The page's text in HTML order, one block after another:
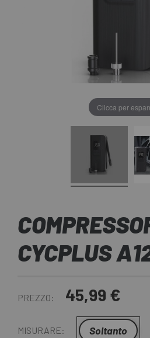
Clicca per
CYCPLUS
PREZZO: 45,99 €
MISURARE: Soltanto